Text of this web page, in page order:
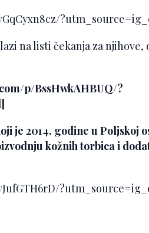
na listi čekanja za
p/BssHwkAHBUQ/?
je 2014. godine u Poljskoj
kožnih torbica i